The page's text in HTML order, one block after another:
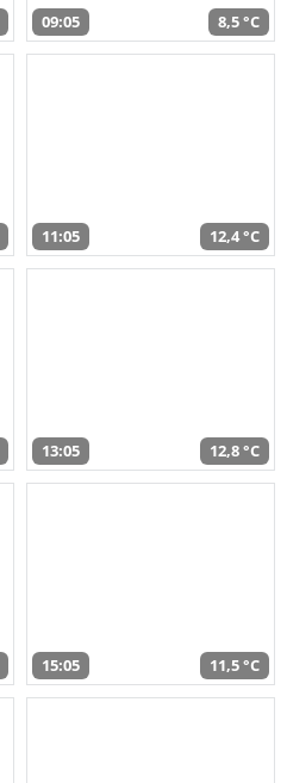
09:05 8,5 °C
11:05 12,4 °C
13:05 12,8 °C
15:05 11,5 °C